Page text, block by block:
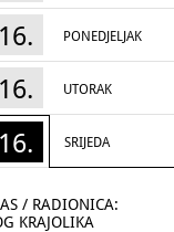
PONEDJELJAK
UTORAK
SRIJEDA
/ RADIONICA:
KRAJOLIKA